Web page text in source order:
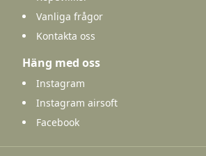
Vanliga frågor
Kontakta oss
Häng med oss
Instagram
Instagram airsoft
Facebook